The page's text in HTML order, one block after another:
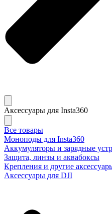
Аксессуары для Insta360
Все товары
Моноподы для Insta360
Аккумуляторы и зарядные
Защита, линзы и аквабоксы
Крепления и другие
Аксессуары для DJI